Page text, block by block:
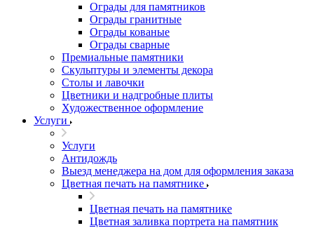
Ограды для памятников
Ограды гранитные
Ограды кованые
Ограды сварные
Премиальные памятники
Скульптуры и элементы декора
Столы и лавочки
Цветники и надгробные плиты
Художественное оформление
Услуги
Услуги
Антидождь
Выезд менеджера на дом для оформления заказа
Цветная печать на памятнике
Цветная печать на памятнике
Цветная заливка портрета на памятник